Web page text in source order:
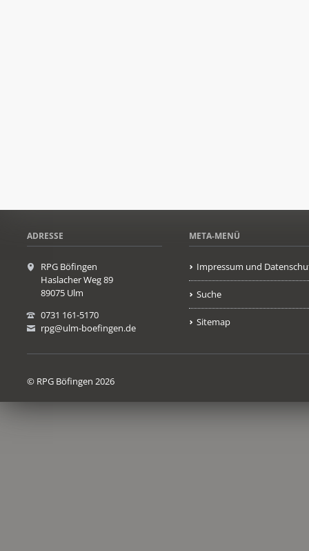
ADRESSE
RPG Böfingen
Haslacher Weg 89
89075 Ulm
0731 161-5170
rpg@ulm-boefingen.de
META-MENÜ
Impressum und
Suche
Sitemap
© RPG Böfingen 2026